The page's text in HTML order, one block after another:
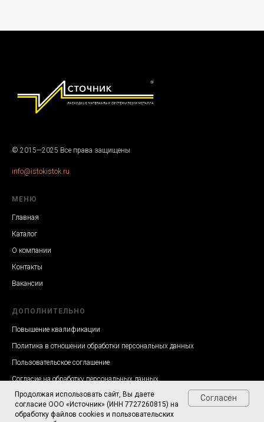
© 2015—2025 Все права защищены
info@istokistok.ru
МЕНЮ
Главная
Каталог
О компании
Контакты
Вакансии
ДОПОЛНИТЕЛЬНО
Повышение квалификации
Политика в отношении обработки персональных данных
Пользовательское соглашение
Согласие на обработку персональных данных
Продолжая использовать сайт, Вы даете
согласие ООО «Источник» (ИНН 7727260815) на
обработку файлов cookies и пользовательских
Согласен